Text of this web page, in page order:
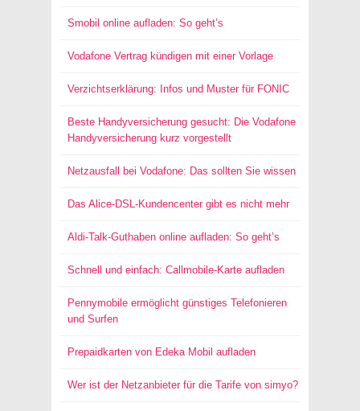
Smobil online aufladen: So geht’s
Vodafone Vertrag kündigen mit einer Vorlage
Verzichtserklärung: Infos und Muster für FONIC
Beste Handyversicherung gesucht: Die Vodafone
Handyversicherung kurz vorgestellt
Netzausfall bei Vodafone: Das sollten Sie wissen
Das Alice-DSL-Kundencenter gibt es nicht mehr
Aldi-Talk-Guthaben online aufladen: So geht’s
Schnell und einfach: Callmobile-Karte aufladen
Pennymobile ermöglicht günstiges Telefonieren
und Surfen
Prepaidkarten von Edeka Mobil aufladen
Wer ist der Netzanbieter für die Tarife von simyo?